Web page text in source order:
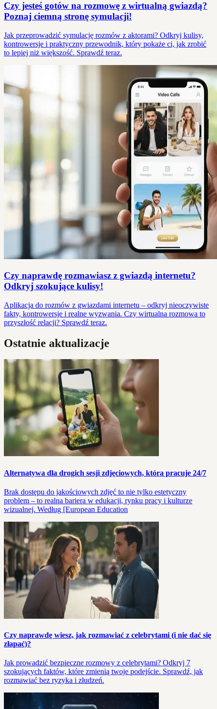
Czy jesteś gotów na rozmowę z wirtualną gwiazdą?
Poznaj ciemną stronę symulacji!
Jak przeprowadzić symulację rozmów z aktorami? Odkryj kulisy,
kontrowersje i praktyczny przewodnik, który pokaże ci, jak zrobić
to lepiej niż większość. Sprawdź teraz.
Czy naprawdę rozmawiasz z gwiazdą internetu?
Odkryj szokujące kulisy!
Aplikacja do rozmów z gwiazdami internetu – odkryj nieoczywiste
fakty, kontrowersje i realne wyzwania. Czy wirtualna rozmowa to
przyszłość relacji? Sprawdź teraz.
Ostatnie aktualizacje
Alternatywa dla drogich sesji zdjęciowych, która pracuje 24/7
Brak dostępu do jakościowych zdjęć to nie tylko estetyczny
problem – to realna bariera w edukacji, rynku pracy i kulturze
wizualnej. Według [European Education
Czy naprawdę wiesz, jak rozmawiać z celebrytami (i nie dać się
złapać)?
Jak prowadzić bezpieczne rozmowy z celebrytami? Odkryj 7
szokujących faktów, które zmienią twoje podejście. Sprawdź, jak
rozmawiać bez ryzyka i złudzeń.